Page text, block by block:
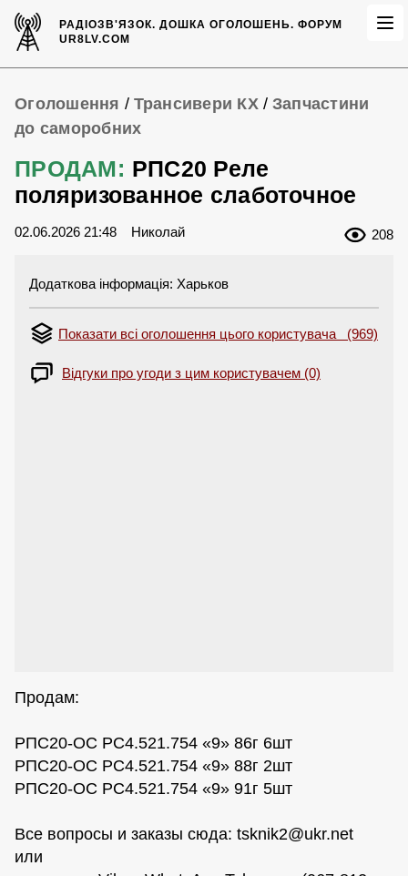
РАДІОЗВ'ЯЗОК.ДОШКА ОГОЛОШЕНЬ. ФОРУМ
UR8LV.COM
Оголошення / Трансивери КХ/ Запчастини
до саморобних
ПРОДАМ: РПС20 Реле
поляризованное слаботочное
02.06.2026 21:48 Николай 208
Додаткова інформація: Харьков
Показати всі оголошення цього користувача (969)
Відгуки про угоди з цим користувачем (0)
Продам:
РПС20-ОС РС4.521.754 «9» 86г 6шт
РПС20-ОС РС4.521.754 «9» 88г 2шт
РПС20-ОС РС4.521.754 «9» 91г 5шт
Все вопросы и заказы сюда: tsknik2@ukr.net
или